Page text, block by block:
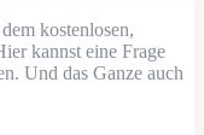
kostenlosen,
kannst eine Frage
Und das Ganze auch